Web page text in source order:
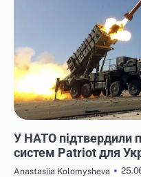
У НАТО підтвердили
систем Patriot для
Anastasiia Kolomysheva